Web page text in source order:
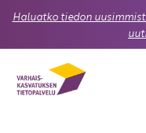
Haluatko tiedon